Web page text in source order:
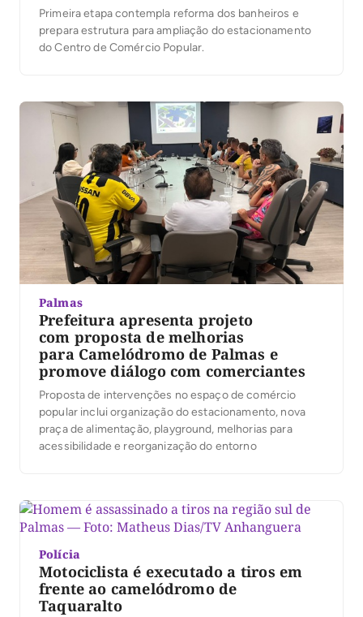
Primeira etapa contempla reforma dos banheiros e
prepara estrutura para ampliação do estacionamento
do Centro de Comércio Popular.
Palmas
Prefeitura apresenta projeto
com proposta de melhorias
para Camelódromo de Palmas e
promove diálogo com comerciantes
Proposta de intervenções no espaço de comércio
popular inclui organização do estacionamento, nova
praça de alimentação, playground, melhorias para
acessibilidade e reorganização do entorno
Polícia
Motociclista é executado a tiros em
frente ao camelódromo de
Taquaralto